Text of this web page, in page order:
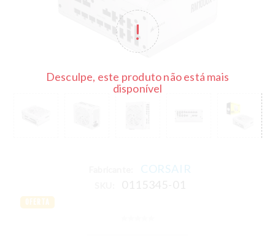
Desculpe, este produto não está mais
disponível
CORSAIR
OFERTA